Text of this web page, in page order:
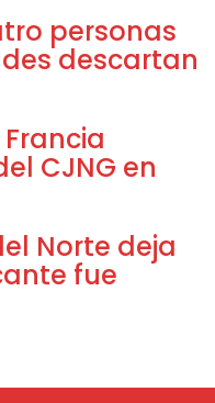
personas
descartan
CJNG en
Norte deja
fue